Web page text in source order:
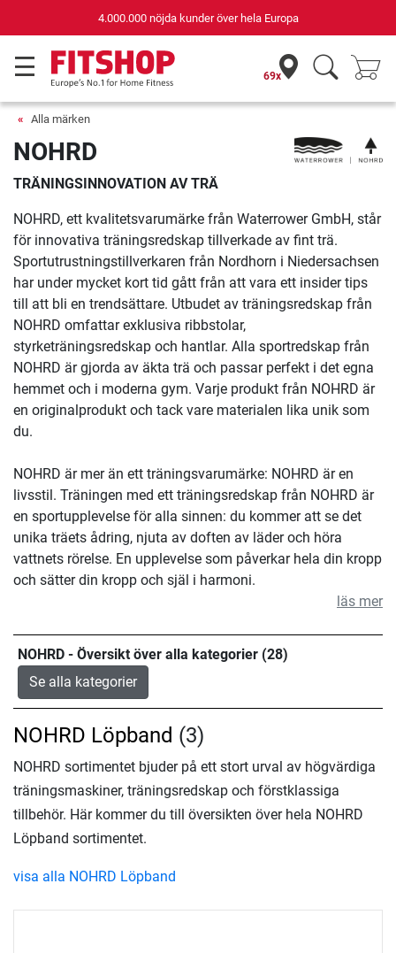
Snabb & säker leverans. Fraktfri från 2 000,00 kr
69x
Alla märken
NOHRD
TRÄNINGSINNOVATION AV TRÄ
NOHRD, ett kvalitetsvarumärke från Waterrower GmbH, står
för innovativa träningsredskap tillverkade av fint trä.
Sportutrustningstillverkaren från Nordhorn i Niedersachsen
har under mycket kort tid gått från att vara ett insider tips
till att bli en trendsättare. Utbudet av träningsredskap från
NOHRD omfattar exklusiva ribbstolar,
styrketräningsredskap och hantlar. Alla sportredskap från
NOHRD är gjorda av äkta trä och passar perfekt i det egna
hemmet och i moderna gym. Varje produkt från NOHRD är
en originalprodukt och tack vare materialen lika unik som
du.
NOHRD är mer än ett träningsvarumärke: NOHRD är en
livsstil. Träningen med ett träningsredskap från NOHRD är
en sportupplevelse för alla sinnen: du kommer att se det
unika träets ådring, njuta av doften av läder och höra
vattnets rörelse. En upplevelse som påverkar hela din kropp
och sätter din kropp och själ i harmoni.
läs mer
NOHRD - Översikt över alla kategorier (28)
Se alla kategorier
NOHRD Löpband (3)
NOHRD sortimentet bjuder på ett stort urval av högvärdiga
träningsmaskiner, träningsredskap och förstklassiga
tillbehör. Här kommer du till översikten över hela NOHRD
Löpband sortimentet.
visa alla NOHRD Löpband